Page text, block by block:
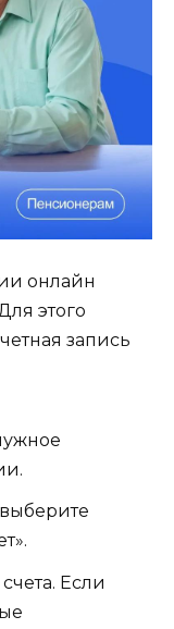
онлайн
этого
запись
Если